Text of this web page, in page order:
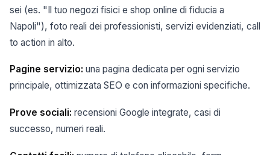
sei (es. "Il tuo negozi fisici e shop online di fiducia a
Napoli"), foto reali dei professionisti, servizi evidenziati, call
to action in alto.
Pagine servizio: una pagina dedicata per ogni servizio
principale, ottimizzata SEO e con informazioni specifiche.
Prove sociali: recensioni Google integrate, casi di
successo, numeri reali.